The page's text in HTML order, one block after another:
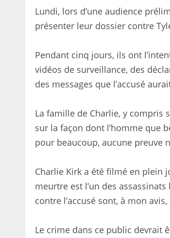
Lundi, lors d’une audience
présenter leur dossier contre
Pendant cinq jours, ils ont
vidéos de surveillance, des
des messages que l’accusé
La famille de Charlie, y compris
sur la façon dont l’homme que
pour beaucoup, aucune preuve
Charlie Kirk a été filmé en plein
meurtre est l’un des
contre l’accusé sont, à mon
Le crime dans ce public devrait